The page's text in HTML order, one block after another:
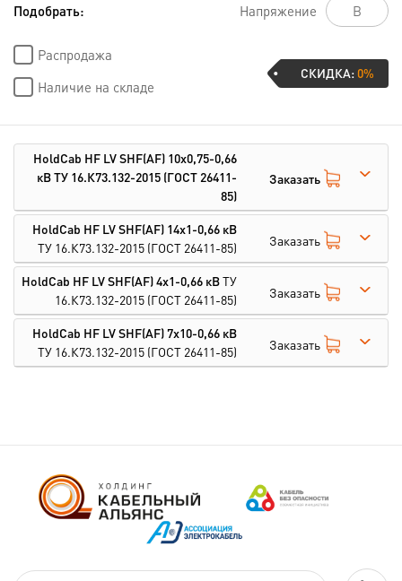
Подобрать: Напряжение
Распродажа
Наличие на складе
СКИДКА:0%
HoldCab HF LV SHF(AF) 10х0,75-0,66
кВТУ 16.К73.132-2015 (ГОСТ 26411-
85)
Заказать
HoldCab HF LV SHF(AF) 14х1-0,66 кВ
ТУ 16.К73.132-2015 (ГОСТ 26411-85) Заказать
HoldCab HF LV SHF(AF) 4х1-0,66 кВТУ
16.К73.132-2015 (ГОСТ 26411-85) Заказать
HoldCab HF LV SHF(AF) 7х10-0,66 кВ
ТУ 16.К73.132-2015 (ГОСТ 26411-85) Заказать